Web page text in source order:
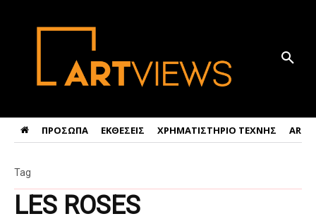
ΠΡΟΣΩΠΑ ΕΚΘΕΣΕΙΣ ΧΡΗΜΑΤΙΣΤΗΡΙΟ ΤΕΧΝΗΣ ART
LES ROSES
Tag